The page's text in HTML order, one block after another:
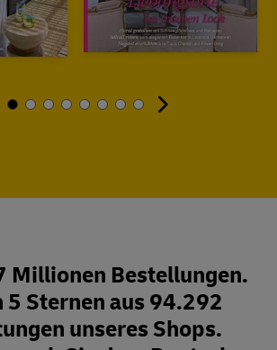
Millionen Bestellungen.
5 Sternen aus 94.292
unseres Shops.